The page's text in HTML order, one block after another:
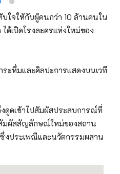
บใจให้กับผู้คนกว่า 10 ล้านคนใน
ด้เปิดโรงละครแห่งใหม่ของ
ะหึ่มและศิลปะการแสดงบนเวที
ดเข้าไปสัมผัสประสบการณ์ที่
มผัสสัญลักษณ์ใหม่ของสถาน
งประเพณีและนวัตกรรมผสาน